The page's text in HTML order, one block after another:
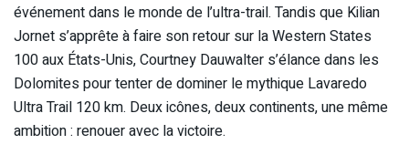
événement dans le monde de l’ultra-trail. Tandis que Kilian
Jornet s’apprête à faire son retour sur la Western States
100 aux États-Unis, Courtney Dauwalter s’élance dans les
Dolomites pour tenter de dominer le mythique Lavaredo
Ultra Trail 120 km. Deux icônes, deux continents, une même
ambition : renouer avec la victoire.